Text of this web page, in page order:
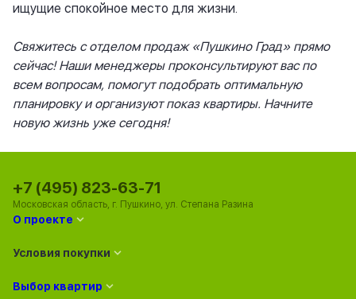
ищущие спокойное место для жизни.
Свяжитесь с отделом продаж «Пушкино Град» прямо
сейчас! Наши менеджеры проконсультируют вас по
всем вопросам, помогут подобрать оптимальную
планировку и организуют показ квартиры. Начните
новую жизнь уже сегодня!
О проекте
Условия покупки
Выбор квартир
+7 (495) 823-63-71
Московская область, г. Пушкино, ул. Степана Разина